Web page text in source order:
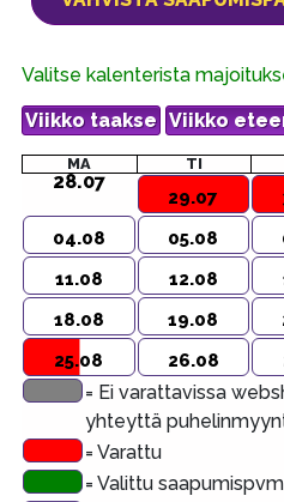
Valitse kalenterista
MA TI
28.07
29.07
04.08
05.08
11.08 12.08
18.08
19.08
25.08 26.08
= Ei varattavissa
yhteyttä
= Varattu
= Valittu saapumispvm